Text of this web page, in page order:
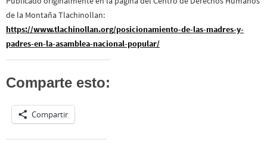
de la Montaña Tlachinollan:
https://www.tlachinollan.org/posicionamiento-de-las-madres-y-
padres-en-la-asamblea-nacional-popular/
Comparte esto:
Compartir